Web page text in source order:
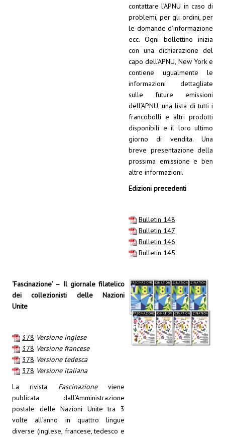
contattare l’APNU in caso di
problemi, per gli ordini, per
le domande d’informazione
ecc. Ogni bollettino inizia
con una dichiarazione del
capo dell’APNU, New York e
contiene ugualmente le
informazioni dettagliate
sulle future emissioni
dell’APNU, una lista di tutti i
francobolli e altri prodotti
disponibili e il loro ultimo
giorno di vendita. Una
breve presentazione della
prossima emissione e ben
altre informazioni.
Edizioni precedenti
Bulletin 148
Bulletin 147
Bulletin 146
Bulletin 145
‘Fascinazione’ – Il giornale filatelico
dei collezionisti delle Nazioni
Unite
378 Versione inglese
378 Versione francese
378 Versione tedesca
378 Versione italiana
La rivista Fascinazioneviene
publicata dall’Amministrazione
postale delle Nazioni Unite tra 3
volte all’anno in quattro lingue
diverse (inglese, francese, tedesco e